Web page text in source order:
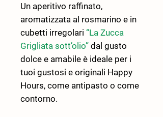
Un aperitivo raffinato,
aromatizzata al rosmarino e in
cubetti irregolari “La Zucca
Grigliata sott’olio” dal gusto
dolce e amabile è ideale per i
tuoi gustosi e originali Happy
Hours, come antipasto o come
contorno.